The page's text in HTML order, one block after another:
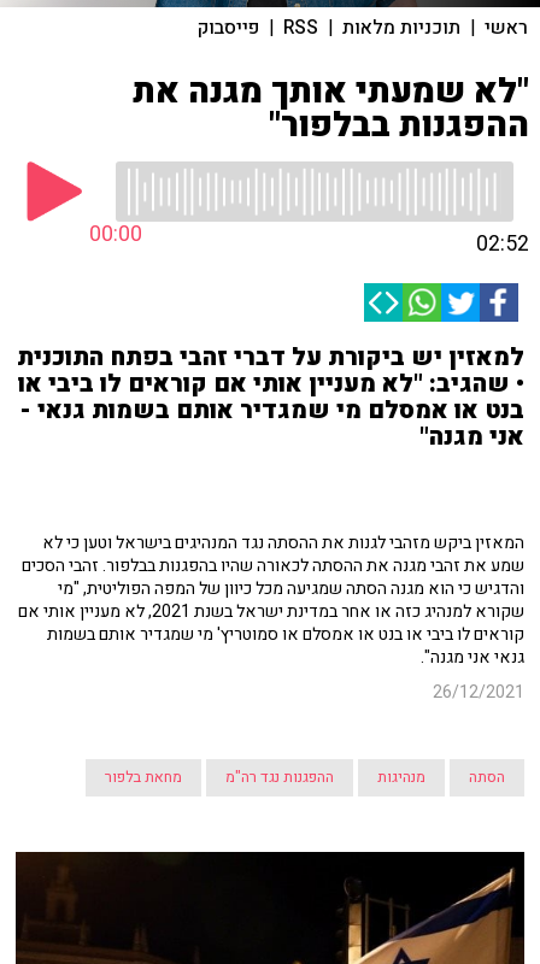
ראשי | תוכניות מלאות |
RSS
| פייסבוק
"לא שמעתי אותך מגנה את
ההפגנות בבלפור"
00:00 02:52
למאזין יש ביקורת על דברי זהבי בפתח התוכנית
• שהגיב: "לא מעניין אותי אם קוראים לו ביבי או
בנט או אמסלם מי שמגדיר אותם בשמות גנאי -
אני מגנה"
המאזין ביקש מזהבי לגנות את ההסתה נגד המנהיגים בישראל וטען כי לא
שמע את זהבי מגנה את ההסתה לכאורה שהיו בהפגנות בבלפור. זהבי הסכים
והדגיש כי הוא מגנה הסתה שמגיעה מכל כיוון של המפה הפוליטית, "מי
שקורא למנהיג כזה או אחר במדינת ישראל בשנת 2021, לא מעניין אותי אם
קוראים לו ביבי או בנט או אמסלם או סמוטריץ' מי שמגדיר אותם בשמות
גנאי אני מגנה".
26/12/2021
הסתה מנהיגות ההפגנות נגד רה"מ מחאת בלפור